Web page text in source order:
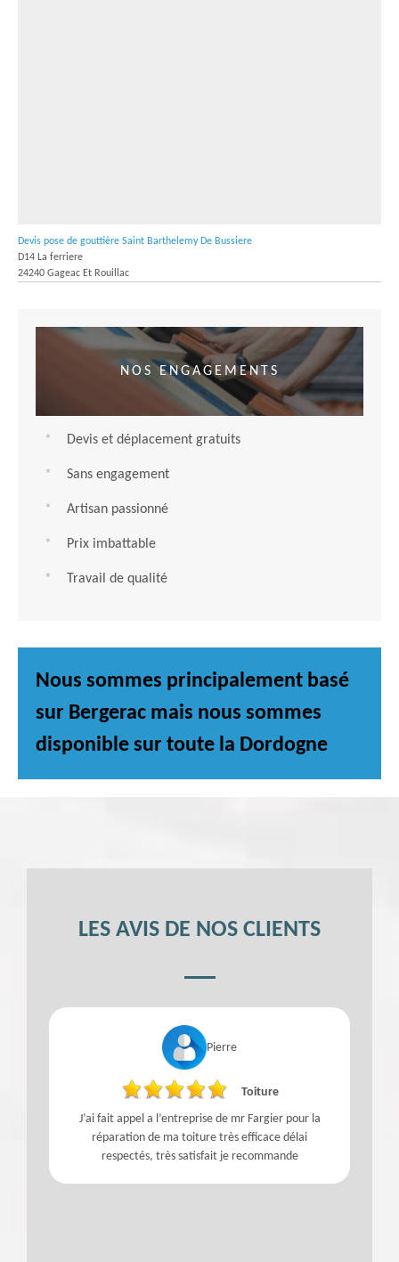
Devis pose de gouttière Saint Barthelemy De Bussiere
D14 La ferriere
24240 Gageac Et Rouillac
NOS ENGAGEMENTS
Devis et déplacement gratuits
Sans engagement
Artisan passionné
Prix imbattable
Travail de qualité
Nous sommes principalement basé
sur Bergerac mais nous sommes
disponible sur toute la Dordogne
LES AVIS DE NOS CLIENTS
Pierre
Toiture
J’ai fait appel a l’entreprise de mr Fargier pour la
réparation de ma toiture très efficace délai
respectés, très satisfait je recommande